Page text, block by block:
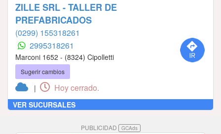
ZILLE SRL - TALLER DE
PREFABRICADOS
(0299) 155318261
2995318261
Marconi 1652 - (8324) Cipolletti
Sugerir cambios
| Hoy cerrado.
VER SUCURSALES
PUBLICIDAD GCAds